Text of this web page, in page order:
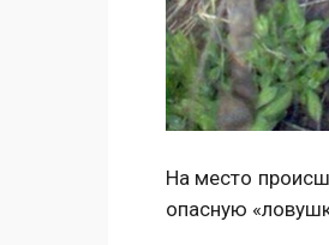
На место
опасную